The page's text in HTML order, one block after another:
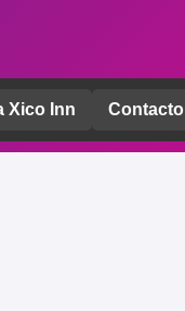
Xico Inn Contacto